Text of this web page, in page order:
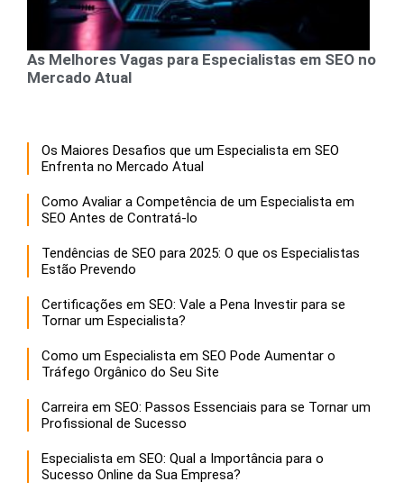
As Melhores Vagas para Especialistas em SEO no
Mercado Atual
Os Maiores Desafios que um Especialista em SEO
Enfrenta no Mercado Atual
Como Avaliar a Competência de um Especialista em
SEO Antes de Contratá-lo
Tendências de SEO para 2025: O que os Especialistas
Estão Prevendo
Certificações em SEO: Vale a Pena Investir para se
Tornar um Especialista?
Como um Especialista em SEO Pode Aumentar o
Tráfego Orgânico do Seu Site
Carreira em SEO: Passos Essenciais para se Tornar um
Profissional de Sucesso
Especialista em SEO: Qual a Importância para o
Sucesso Online da Sua Empresa?